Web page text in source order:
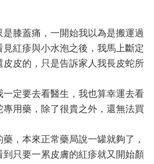
膝蓋痛，一開始我以為是搬運過
紅疹與小水泡之後，我馬上斷定
皮的，只是告訴家人我長皮蛇所
定要去看醫生，我也算幸運去看
用藥，除了很貴之外，還無法買
，本來正常藥局說一罐就夠了，
只要一累皮膚的紅疹就又開始顏